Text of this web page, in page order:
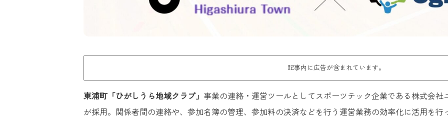
記事内に広告が含まれています。
東浦町「ひがしうら地域クラブ」 事業の連絡・運営ツールとしてスポーツテック企業である株式会社
が採用。関係者間の連絡や、参加名簿の管理、参加料の決済などを行う運営業務の効率化に活用を行